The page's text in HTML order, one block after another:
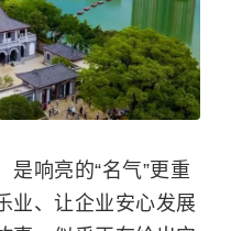
是响亮的“名气”更重
业、让企业安心发展